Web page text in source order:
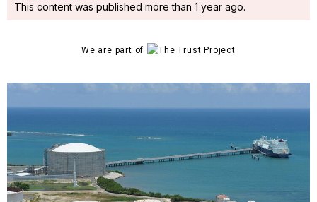
This content was published more than 1 year ago.
We are part of